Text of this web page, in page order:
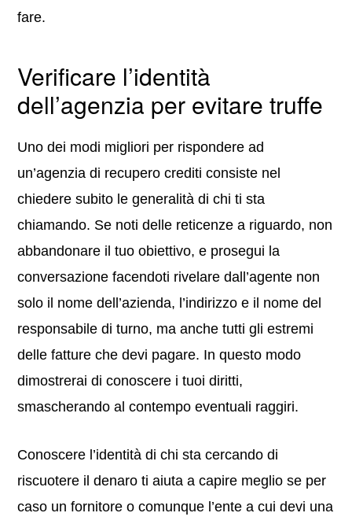
fare.
Verificare l’identità
dell’agenzia per evitare truffe
Uno dei modi migliori per rispondere ad
un’agenzia di recupero crediti consiste nel
chiedere subito le generalità di chi ti sta
chiamando. Se noti delle reticenze a riguardo, non
abbandonare il tuo obiettivo, e prosegui la
conversazione facendoti rivelare dall’agente non
solo il nome dell’azienda, l’indirizzo e il nome del
responsabile di turno, ma anche tutti gli estremi
delle fatture che devi pagare. In questo modo
dimostrerai di conoscere i tuoi diritti,
smascherando al contempo eventuali raggiri.
Conoscere l’identità di chi sta cercando di
riscuotere il denaro ti aiuta a capire meglio se per
caso un fornitore o comunque l’ente a cui devi una